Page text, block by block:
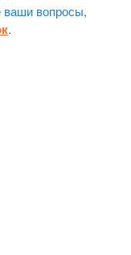
ваши вопросы,
.